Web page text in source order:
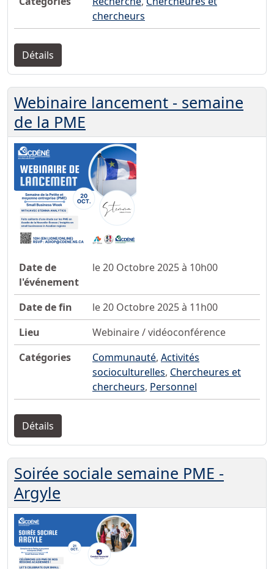
chercheurs
Détails
Webinaire lancement - semaine
de la PME
Date de
l'événement
le 20 Octobre 2025 à 10h00
Date de fin
le 20 Octobre 2025 à 11h00
Lieu
Webinaire / vidéoconférence
Catégories
Communauté, Activités
socioculturelles, Chercheures et
chercheurs, Personnel
Détails
Soirée sociale semaine PME -
Argyle